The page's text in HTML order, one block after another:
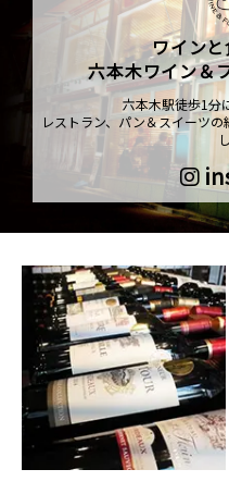
ワイン
六本木ワイン＆
六本木駅徒歩1分
レストラン、パン＆スイーツ